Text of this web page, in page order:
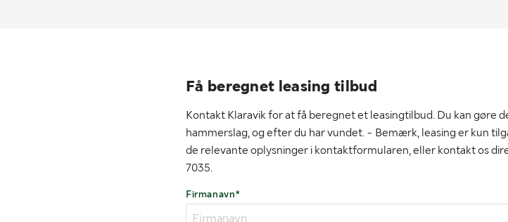
Få beregnet leasing tilbud
Kontakt Klaravik for at få beregnet et leasingtilbud. Du kan gøre
hammerslag, og efter du har vundet. - Bemærk, leasing er kun
de relevante oplysninger i kontaktformularen, eller kontakt os
7035.
Firmanavn*